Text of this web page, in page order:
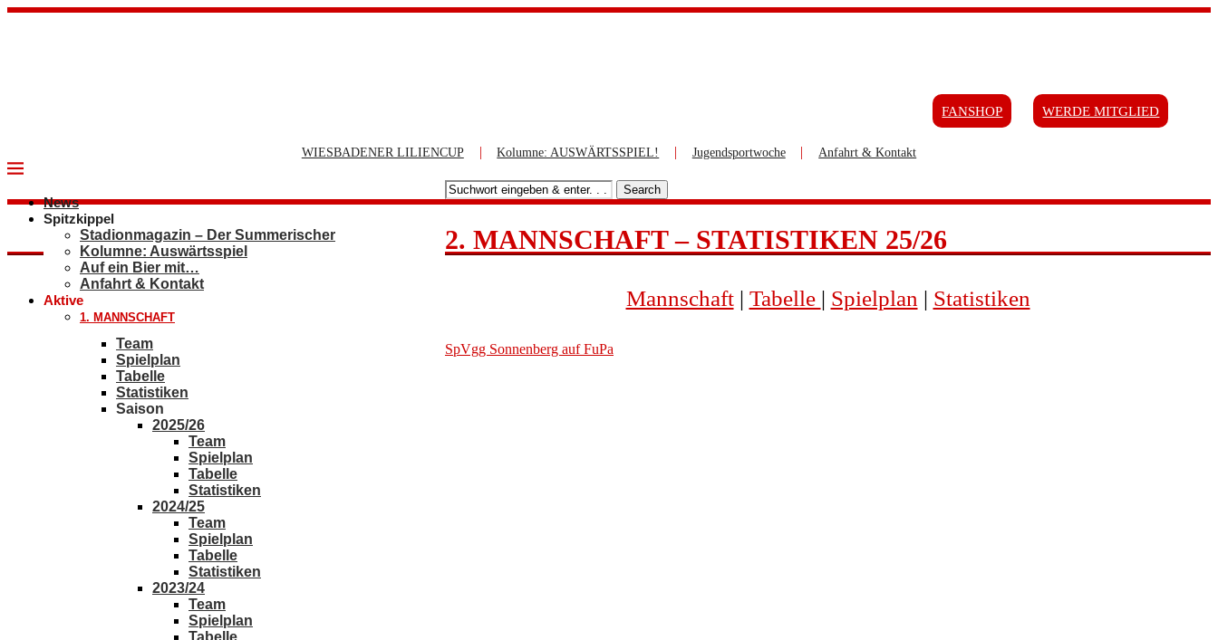
FANSHOP WERDE MITGLIED
WIESBADENER LILIENCUP | Kolumne: AUSWÄRTSSPIEL! | Jugendsportwoche | Anfahrt & Kontakt
News
Spitzkippel
Stadionmagazin – Der Summerischer
Kolumne: Auswärtsspiel
Auf ein Bier mit…
Anfahrt & Kontakt
Aktive
1. MANNSCHAFT
Team
Spielplan
Tabelle
Statistiken
Saison
2025/26
Team
Spielplan
Tabelle
Statistiken
2024/25
Team
Spielplan
Tabelle
Statistiken
2023/24
Team
Spielplan
Tabelle
Search
2. MANNSCHAFT – STATISTIKEN 25/26
Mannschaft| Tabelle | Spielplan | Statistiken
SpVgg Sonnenberg auf FuPa